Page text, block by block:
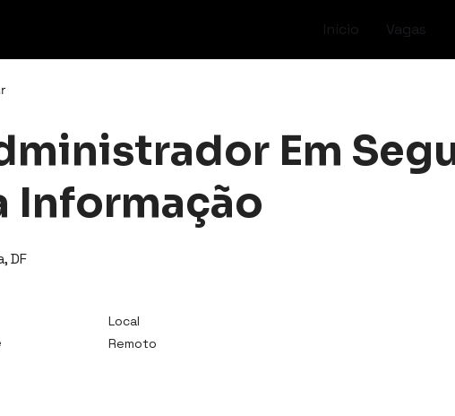
Início Vagas
Em
Informação
DF
Local
Remoto